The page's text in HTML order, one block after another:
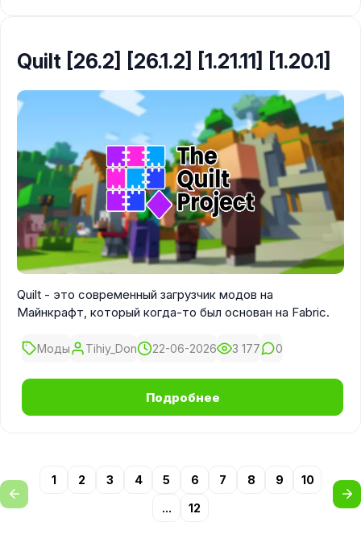
Quilt [26.2] [26.1.2] [1.21.11] [1.20.1]
Quilt - это современный загрузчик модов на
Майнкрафт, который когда-то был основан на Fabric.
Моды Tihiy_Don 22-06-2026 3 177 0
Подробнее
1 2 3 4 5 6 7 8 9 10
... 12